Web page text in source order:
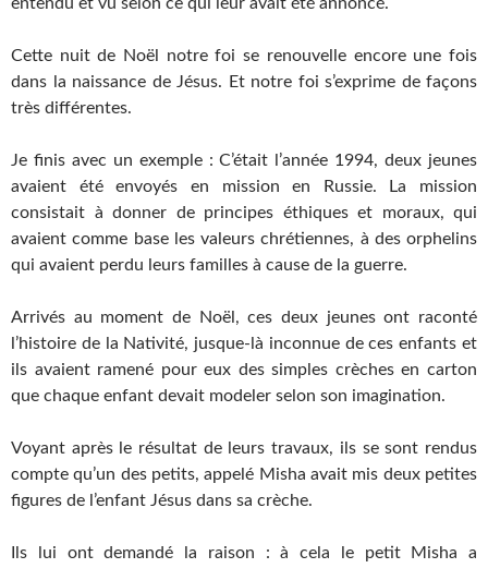
Cette nuit de Noël notre foi se renouvelle encore une fois
dans la naissance de Jésus. Et notre foi s’exprime de façons
très différentes.
Je finis avec un exemple : C’était l’année 1994, deux jeunes
avaient été envoyés en mission en Russie. La mission
consistait à donner de principes éthiques et moraux, qui
avaient comme base les valeurs chrétiennes, à des orphelins
qui avaient perdu leurs familles à cause de la guerre.
Arrivés au moment de Noël, ces deux jeunes ont raconté
l’histoire de la Nativité, jusque-là inconnue de ces enfants et
ils avaient ramené pour eux des simples crèches en carton
que chaque enfant devait modeler selon son imagination.
Voyant après le résultat de leurs travaux, ils se sont rendus
compte qu’un des petits, appelé Misha avait mis deux petites
figures de l’enfant Jésus dans sa crèche.
Ils lui ont demandé la raison : à cela le petit Misha a